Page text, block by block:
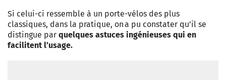
Si celui-ci ressemble à un porte-­vélos des plus
classiques, dans la pratique, on a pu constater qu’il se
distingue par quelques astuces ingénieuses qui en
facilitent l’usage.